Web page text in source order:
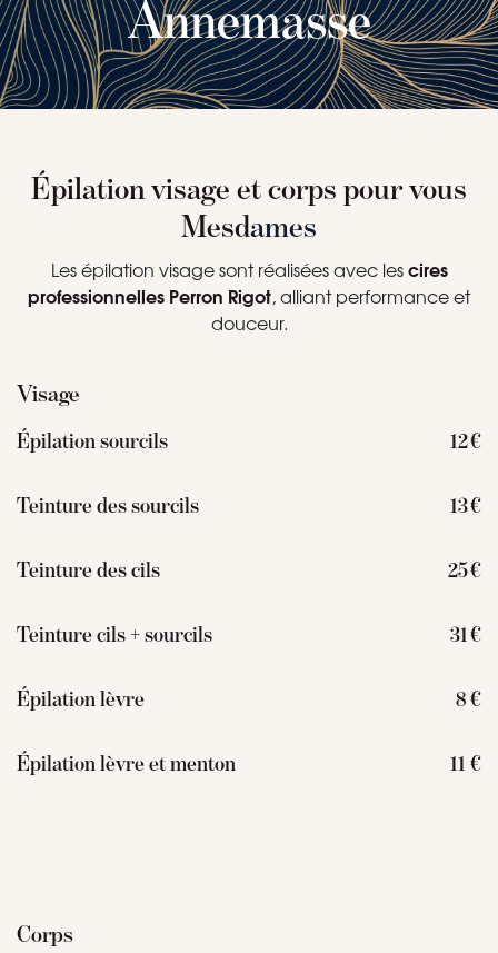
Annemasse
Épilation visage et corps pour vous
Mesdames
Les épilation visage sont réalisées avec lescires
professionnelles Perron Rigot, alliant performance et
douceur.
Visage
Épilation sourcils 12 €
Teinture des sourcils 13 €
Teinture des cils 25 €
Teinture cils + sourcils 31 €
Épilation lèvre 8 €
Épilation lèvre et menton 11 €
Corps